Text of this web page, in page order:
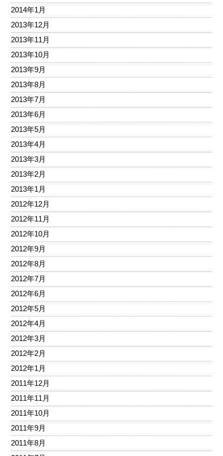
2014年1月
2013年12月
2013年11月
2013年10月
2013年9月
2013年8月
2013年7月
2013年6月
2013年5月
2013年4月
2013年3月
2013年2月
2013年1月
2012年12月
2012年11月
2012年10月
2012年9月
2012年8月
2012年7月
2012年6月
2012年5月
2012年4月
2012年3月
2012年2月
2012年1月
2011年12月
2011年11月
2011年10月
2011年9月
2011年8月